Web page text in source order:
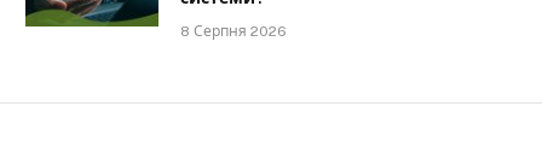
8 Серпня 2026